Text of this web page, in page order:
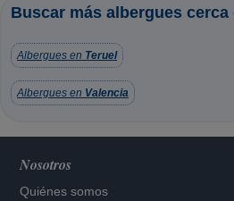
Buscar más albergues cerca
Albergues en Teruel
Albergues en Valencia
Nosotros
Quiénes somos